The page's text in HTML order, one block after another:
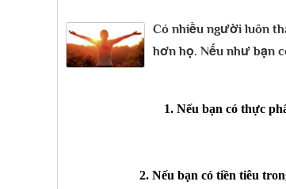
Có nhiều người luôn
hơn họ. Nếu như bạn
1. Nếu bạn có thực
2. Nếu bạn có tiền tiêu